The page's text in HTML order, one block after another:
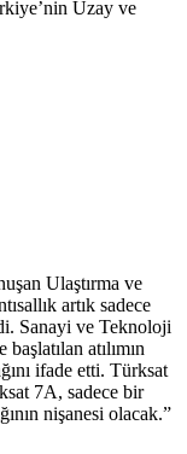
etkileşime girdiğini
Tercihleri Kaydet
Kabul Et
Uzay ve
Ulaştırma ve
artık sadece
Sanayi ve Teknoloji
atılımın
ifade etti. Türksat
7A, sadece bir
nişanesi olacak.”